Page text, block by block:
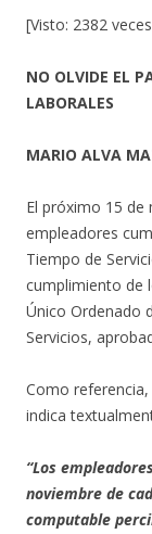
[Visto: 2382
NO OLVIDE EL
LABORALES
MARIO ALVA
El próximo 15 de
empleadores
Tiempo de
cumplimiento de
Único Ordenado
Servicios,
Como
indica
“Los
noviembre de
computable